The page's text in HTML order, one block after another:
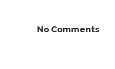
No Comments